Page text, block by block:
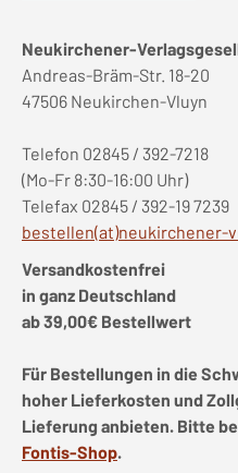
Neukirchener-
Andreas-Bräm-Str. 18-20
47506 Neukirchen-Vluyn
Telefon 02845 / 392-7218
(Mo-Fr 8:30-16:00 Uhr)
Telefax 02845 / 392-19 7239
bestellen(at)neukirchener-
Versandkostenfrei
in ganz Deutschland
ab 39,00€ Bestellwert
Für Bestellungen in die
hoher Lieferkosten und
Lieferung anbieten. Bitte
Fontis-Shop.